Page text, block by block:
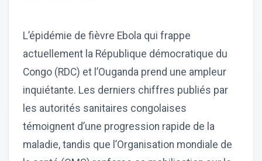
L’épidémie de fièvre Ebola qui frappe
actuellement la République démocratique du
Congo (RDC) et l’Ouganda prend une ampleur
inquiétante. Les derniers chiffres publiés par
les autorités sanitaires congolaises
témoignent d’une progression rapide de la
maladie, tandis que l’Organisation mondiale de